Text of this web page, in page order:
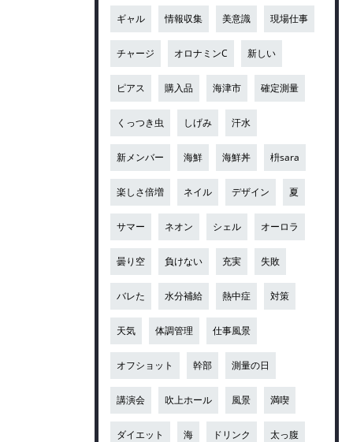
ギャル 情報収集 美意識 現場仕事
チャージ オロナミンC 新しい
ピアス 購入品 海津市 確定測量
くっつき虫 しげみ 汗水
新メンバー 海鮮 海鮮丼 枡sara
楽しさ倍増 ネイル デザイン 夏
サマー ネオン シェル オーロラ
曇り空 負けない 充実 失敗
バレた 水分補給 熱中症 対策
天気 体調管理 仕事風景
オフショット 幹部 測量の日
講演会 吹上ホール 風景 満喫
ダイエット 海 ドリンク 太っ腹